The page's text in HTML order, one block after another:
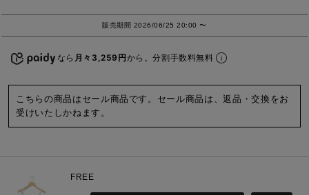
販売期間 2026/06/25 20:00〜
なら 月々3,259円から。分割手数料無料
こちらの商品はセール商品です。セール商品は、返品・交換をお
受けいたしかねます。
FREE